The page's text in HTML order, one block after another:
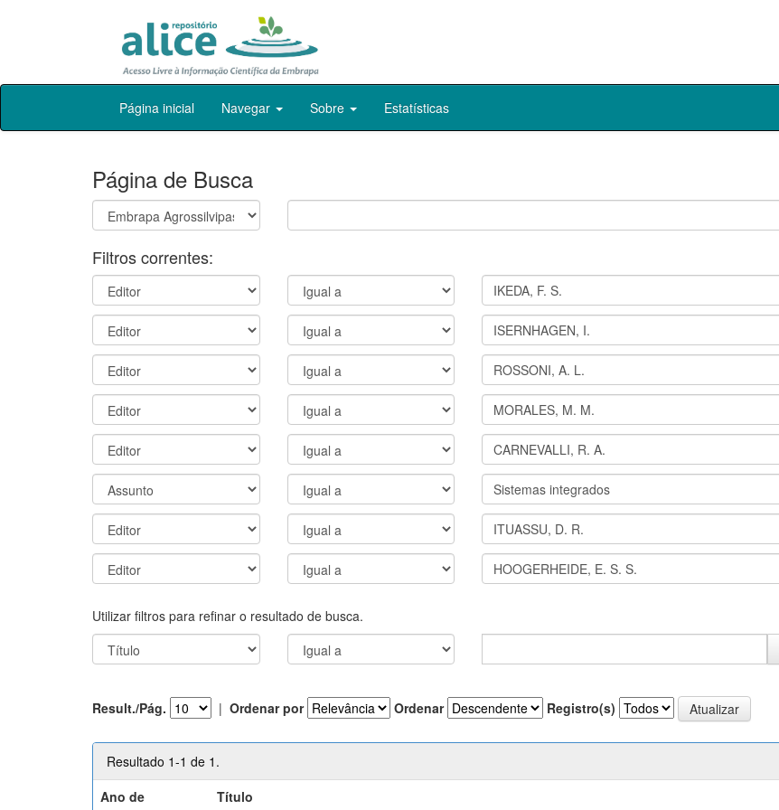
Skip
Página inicial Navegar Sobre Estatísticas
Página de Busca
Filtros correntes:
Utilizar filtros para refinar o resultado de busca.
Result./Pág. | Ordenar por Ordenar Registro(s)
Resultado 1-1 de 1.
Ano de
Título